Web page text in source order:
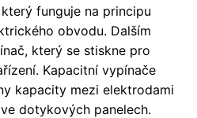
funguje na principu
obvodu. Dalším
který se stiskne pro
Kapacitní vypínače
kapacity mezi elektrodami
dotykových panelech.